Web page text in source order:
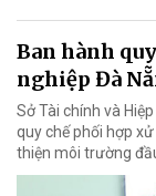
Ban hành
nghiệp Đà
Sở Tài chính và
quy chế phối hợp
thiện môi trường